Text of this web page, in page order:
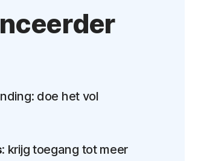
doe het vol
: krijg toegang tot meer